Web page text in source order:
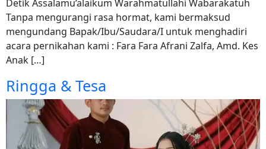
Detik Assalamu’alaikum Warahmatullahi Wabarakatuh
Tanpa mengurangi rasa hormat, kami bermaksud
mengundang Bapak/Ibu/Saudara/I untuk menghadiri
acara pernikahan kami : Fara Fara Afrani Zalfa, Amd. Kes
Anak […]
Ringga & Tesa